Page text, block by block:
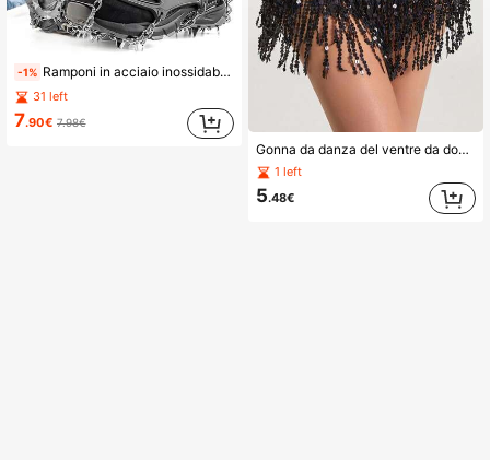
-1% Ramponi in acciaio inossidabile a 23 denti, copriscarpe antiscivolo, unisex, adatti per escursionismo, pesca, passeggiata, arrampicata, alpinismo e altre attività all'aperto
31 left
7.90€ 7.98€
Gonna da danza del ventre da donna con frange e paillettes, costume avvolgente e luccicante, adatto per Natale, Ognissanti e festival
1 left
5.48€